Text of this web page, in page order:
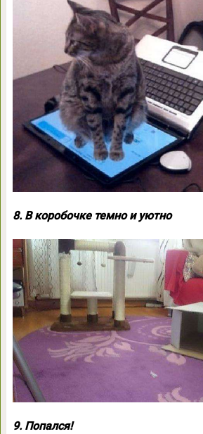
8. В коробочке темно и уютно
9. Попался!